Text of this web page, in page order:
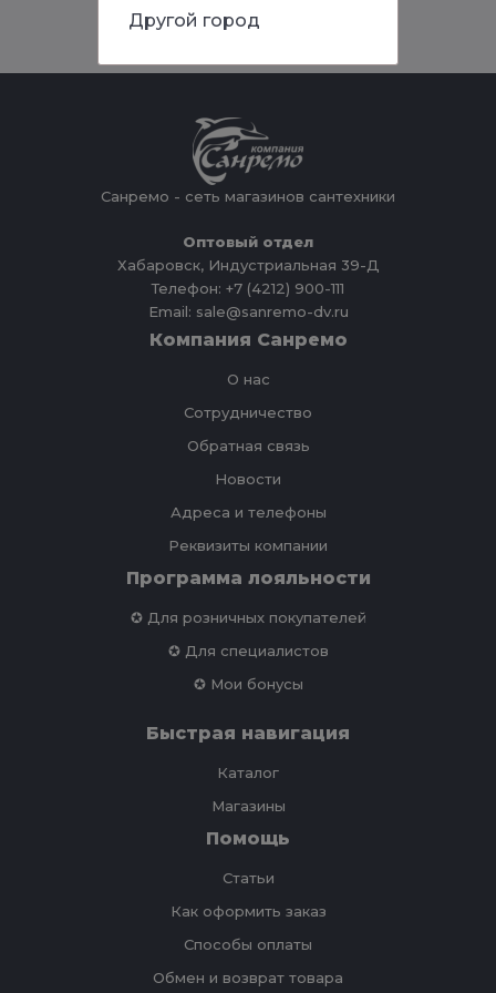
Санремо - сеть магазинов сантехники
Оптовый отдел
Хабаровск, Индустриальная 39-Д
Телефон: +7 (4212) 900-111
Email: sale@sanremo-dv.ru
Компания Санремо
О нас
Сотрудничество
Обратная связь
Новости
Адреса и телефоны
Реквизиты компании
Программа лояльности
✪ Для розничных покупателей
✪ Для специалистов
✪ Мои бонусы
Быстрая навигация
Каталог
Магазины
Помощь
Статьи
Как оформить заказ
Способы оплаты
Обмен и возврат товара
Другой город